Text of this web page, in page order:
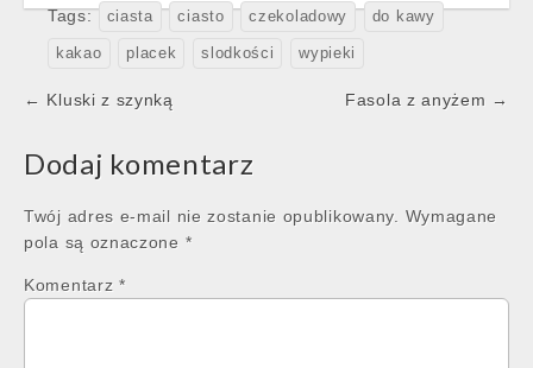
Tags: ciasta ciasto czekoladowy do kawy
kakao placek slodkości wypieki
Post
← Kluski z szynką Fasola z anyżem →
Dodaj komentarz
Twój adres e-mail nie zostanie opublikowany. Wymagane
pola są oznaczone *
Komentarz *